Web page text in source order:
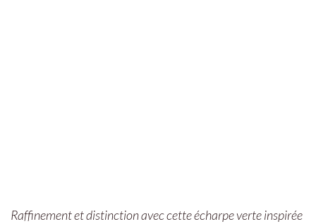
Raffinement et distinction avec cette écharpe verte inspirée